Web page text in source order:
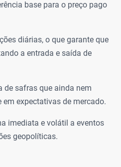
base para o preço pago
diárias, o que garante que
a entrada e saída de
de safras que ainda nem
expectativas de mercado.
imediata e volátil a eventos
geopolíticas.